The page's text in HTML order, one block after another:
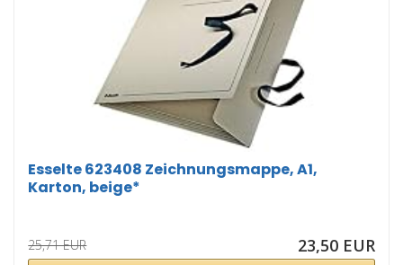
Esselte 623408 Zeichnungsmappe, A1,
Karton, beige*
25,71 EUR 23,50 EUR